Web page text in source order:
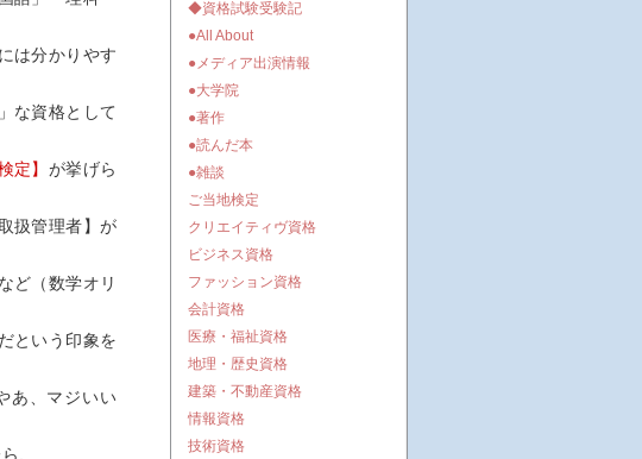
は分かりやす
な資格として
定】 が挙げら
扱管理者】が
ど（数学オリ
という印象を
あ、マジいい
、
◆資格試験受験記
●All About
●メディア出演情報
●大学院
●著作
●読んだ本
●雑談
ご当地検定
クリエイティヴ資格
ビジネス資格
ファッション資格
会計資格
医療・福祉資格
地理・歴史資格
建築・不動産資格
情報資格
技術資格